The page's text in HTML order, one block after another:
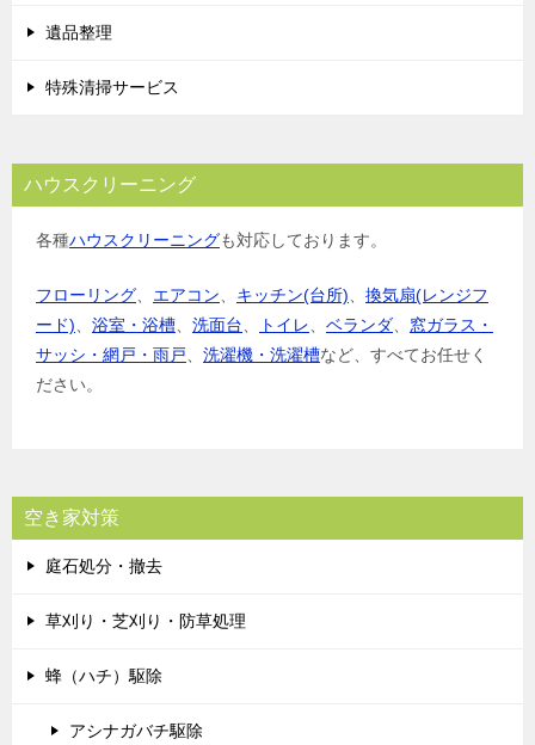
遺品整理
特殊清掃サービス
ハウスクリーニング
各種ハウスクリーニングも対応しております。
フローリング エアコン キッチン(台所)
換気扇(レンジフ
ード)
浴室・浴槽 洗面台 トイレ ベランダ
窓ガラス・
サッシ・網戸・雨戸
洗濯機・洗濯槽など、すべてお任せく
ださい。
空き家対策
庭石処分・撤去
草刈り・芝刈り・防草処理
蜂（ハチ）駆除
アシナガバチ駆除